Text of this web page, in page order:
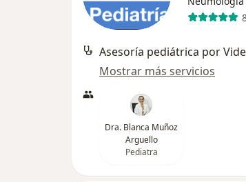
Mostrar más servicios
Dra. Blanca Muñoz
Arguello
Pediatra